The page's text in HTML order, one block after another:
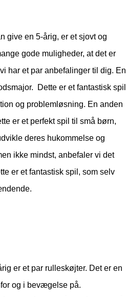
give en 5-årig, er et sjovt og
gode muligheder, at det er
har et par anbefalinger til dig. En
Dette er et fantastisk spil
og problemløsning. En anden
er et perfekt spil til små børn,
deres hukommelse og
ikke mindst, anbefaler vi det
er et fantastisk spil, som selv
er et par rulleskøjter. Det er en
og i bevægelse på.